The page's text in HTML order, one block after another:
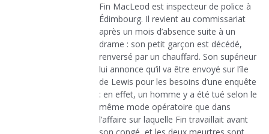
Fin MacLeod est inspecteur de police à
Édimbourg. Il revient au commissariat
après un mois d’absence suite à un
drame : son petit garçon est décédé,
renversé par un chauffard. Son supérieur
lui annonce qu’il va être envoyé sur l’île
de Lewis pour les besoins d’une enquête
: en effet, un homme y a été tué selon le
même mode opératoire que dans
l’affaire sur laquelle Fin travaillait avant